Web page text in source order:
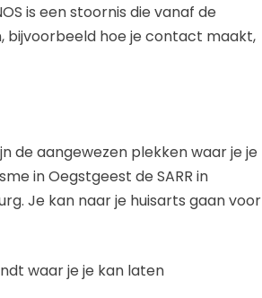
is een stoornis die vanaf de
bijvoorbeeld hoe je contact maakt,
de aangewezen plekken waar je je
in Oegstgeest de SARR in
Je kan naar je huisarts gaan voor
waar je je kan laten